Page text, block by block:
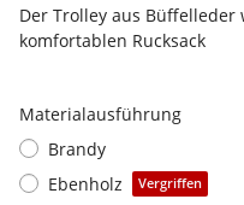
Der Trolley aus
komfortablen Rucksack
Materialausführung
Brandy
Ebenholz
Vergriffen